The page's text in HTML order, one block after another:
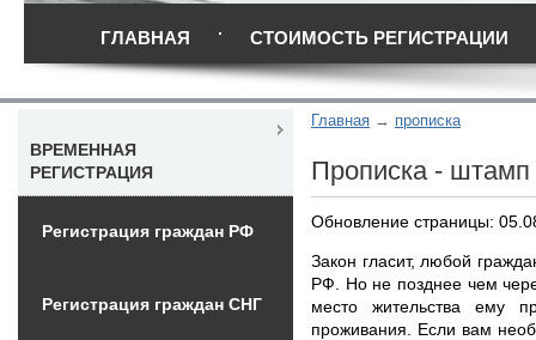
ГЛАВНАЯ СТОИМОСТЬ РЕГИСТРАЦИИ
Главная прописка
Прописка - штамп
Обновление страницы:
Закон гласит, любой
РФ. Но не позднее чем
место жительства ему
проживания. Если вам
ВРЕМЕННАЯ
РЕГИСТРАЦИЯ
Регистрация граждан РФ
Регистрация граждан СНГ